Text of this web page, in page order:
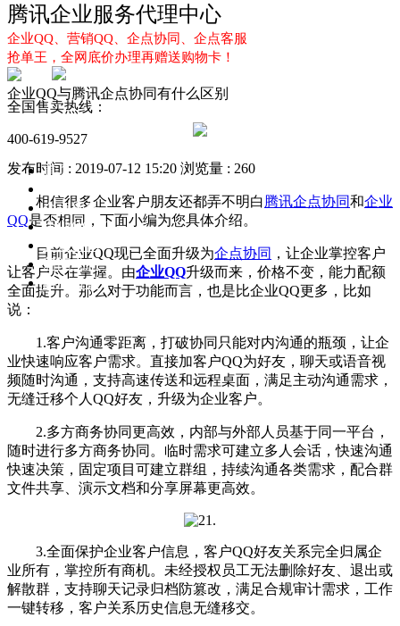
腾讯企业服务代理中心
企业QQ、营销QQ、企点协同、企点客服
抢单王，全网底价办理再赠送购物卡！
全国售卖热线：
400-619-9527
首页
企点服务
企业QQ2.0
企点协同
新闻动态
解决方案
企业QQ与腾讯企点协同有什么区别
发布时间 : 2019-07-12 15:20 浏览量 : 260
相信很多企业客户朋友还都弄不明白腾讯企点协同和企业
QQ是否相同，下面小编为您具体介绍。
目前企业QQ现已全面升级为企点协同 ，让企业掌控客户
让客户尽在掌握。由企业QQ升级而来，价格不变，能力配额
全面提升。那么对于功能而言，也是比企业QQ更多，比如
说：
1.客户沟通零距离，打破协同只能对内沟通的瓶颈，让企
业快速响应客户需求。直接加客户QQ为好友，聊天或语音视
频随时沟通，支持高速传送和远程桌面，满足主动沟通需求，
无缝迁移个人QQ好友，升级为企业客户。
2.多方商务协同更高效，内部与外部人员基于同一平台，
随时进行多方商务协同。临时需求可建立多人会话，快速沟通
快速决策，固定项目可建立群组，持续沟通各类需求，配合群
文件共享、演示文档和分享屏幕更高效。
3.全面保护企业客户信息，客户QQ好友关系完全归属企
业所有，掌控所有商机。未经授权员工无法删除好友、退出或
解散群，支持聊天记录归档防篡改，满足合规审计需求，工作
一键转移，客户关系历史信息无缝移交。